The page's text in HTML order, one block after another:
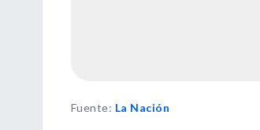
Fuente: La Nación